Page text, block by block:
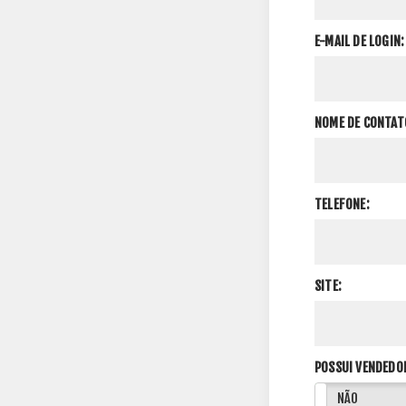
E-MAIL DE LOGIN:
NOME DE
TELEFONE:
SITE:
POSSUI
NÃO